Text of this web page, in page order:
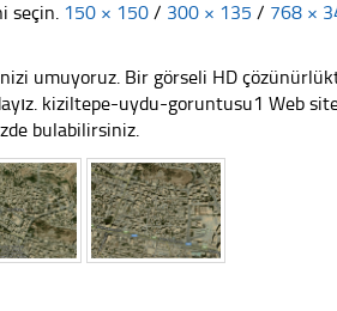
seçin. 150 × 150 / 300 × 135 / 768 ×
umuyoruz. Bir görseli HD
kiziltepe-uydu-goruntusu1 Web
bulabilirsiniz.